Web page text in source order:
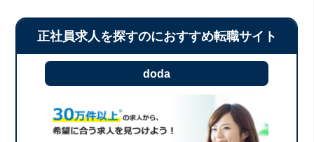
正社員求人を探すのにおすすめ転職サイト
doda